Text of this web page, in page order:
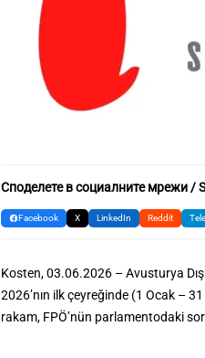
Споделете в социалните мрежи /
Facebook X LinkedIn Reddit
Kosten, 03.06.2026 – Avusturya
2026’nın ilk çeyreğinde (1 Ocak –
rakam, FPÖ’nün parlamentodaki